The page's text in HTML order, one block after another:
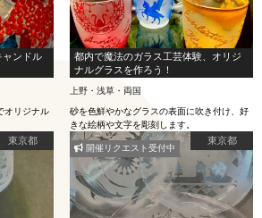
ャンドル
オリジナル
都内で魔法のガラス工芸体験、オリジ
ナルグラスを作ろう！
上野・浅草・両国
砂を色鮮やかなグラスの表面に吹き付け、好
きな絵柄や文字を彫刻します。
東京都 東京都
開催リクエスト受付中